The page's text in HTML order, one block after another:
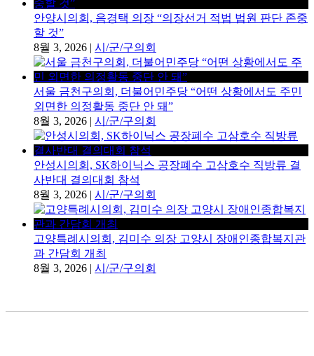
안양시의회, 음경택 의장 “의장선거 적법 법원 판단 존중
할 것”
8월 3, 2026 | 시/군/구의회
서울 금천구의회, 더불어민주당 “어떤 상황에서도 주민
외면한 의정활동 중단 안 돼”
8월 3, 2026 | 시/군/구의회
안성시의회, SK하이닉스 공장폐수 고삼호수 직방류 결
사반대 결의대회 참석
8월 3, 2026 | 시/군/구의회
고양특례시의회, 김미수 의장 고양시 장애인종합복지관
과 간담회 개최
8월 3, 2026 | 시/군/구의회